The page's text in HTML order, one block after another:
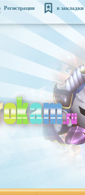
Регистрация в закладки